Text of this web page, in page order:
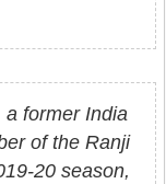
former India
of the Ranji
20 season,